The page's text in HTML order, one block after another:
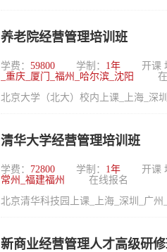
养老院经营管理培训班
学费： 59800 学制： 1年 开课
_重庆_厦门_福州_哈尔滨_沈阳
北京大学（北大）校内上课_上海_深
清华大学经营管理培训班
学费： 72800 学制： 1年 开课
常州_福建福州
在线报名
北京清华科技园上课_上海_深圳_广
新商业经营管理人才高级研